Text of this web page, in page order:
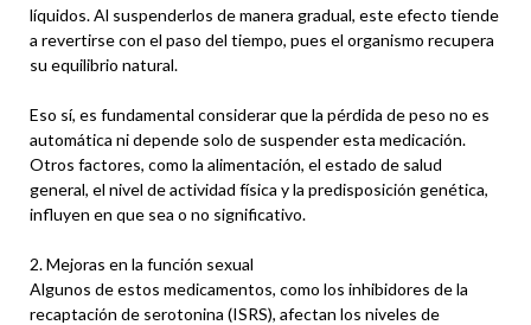
líquidos. Al suspenderlos de manera gradual, este efecto tiende
a revertirse con el paso del tiempo, pues el organismo recupera
su equilibrio natural.
Eso sí, es fundamental considerar que la pérdida de peso no es
automática ni depende solo de suspender esta medicación.
Otros factores, como la alimentación, el estado de salud
general, el nivel de actividad física y la predisposición genética,
influyen en que sea o no significativo.
2. Mejoras en la función sexual
Algunos de estos medicamentos, como los inhibidores de la
recaptación de serotonina (ISRS), afectan los niveles de